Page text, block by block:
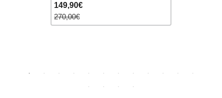
149,90€
270,00€